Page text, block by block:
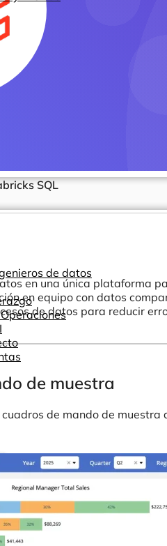
de datos
SQL
en una única plataforma
en equipo con datos
de datos para reducir
de muestra
cuadros de mando de